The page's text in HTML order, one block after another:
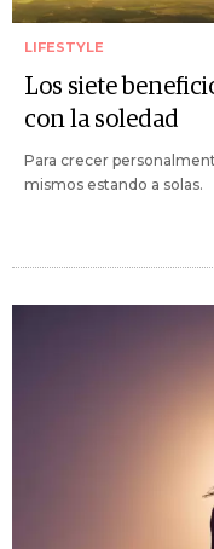
LIFESTYLE
Los siete
con la soledad
Para crecer
mismos estando a solas.